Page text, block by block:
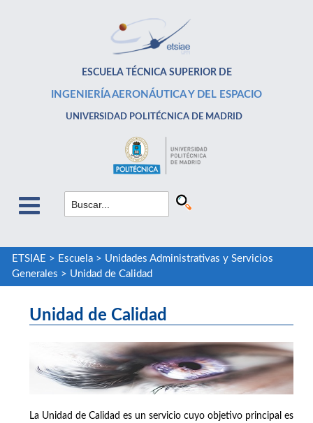
ESCUELA TÉCNICA SUPERIOR DE
INGENIERÍA AERONÁUTICA Y DEL ESPACIO
UNIVERSIDAD POLITÉCNICA DE MADRID
ETSIAE > Escuela> Unidades Administrativas y Servicios
Generales > Unidad de Calidad
Unidad de Calidad
La Unidad de Calidad es un servicio cuyo objetivo principal es